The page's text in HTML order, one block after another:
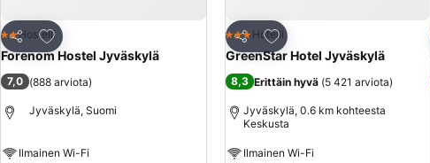
Jaa
Lisää suosikkeihin
2 Tähtiluokitus
Hostelli
Forenom Hostel Jyväskylä
7,0 (888 arviota)
Jyväskylä, Suomi
Ilmainen Wi-Fi
Jaa
Lisää suosikkeihin
3 Tähtiluokitus
Hotelli
GreenStar Hotel Jyväskylä
8,3 Erittäin hyvä (5 421 arviota)
Jyväskylä, 0.6 km kohteesta
Keskusta
Ilmainen Wi-Fi